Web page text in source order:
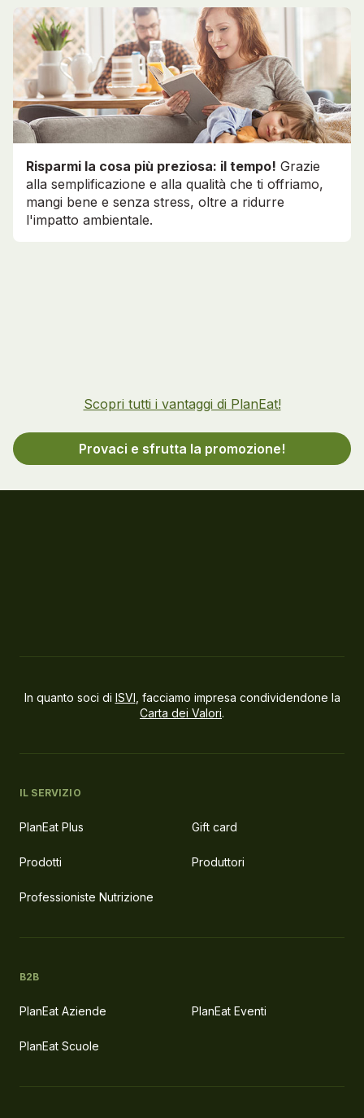
Risparmi la cosa più preziosa: il tempo! Grazie
alla semplificazione e alla qualità che ti offriamo,
mangi bene e senza stress, oltre a ridurre
l'impatto ambientale.
Scopri tutti i vantaggi di PlanEat!
Provaci e sfrutta la promozione!
In quanto soci di ISVI , facciamo impresa condividendone la
Carta dei Valori.
IL SERVIZIO
PlanEat Plus Gift card
Prodotti Produttori
Professioniste Nutrizione
B2B
PlanEat Aziende PlanEat Eventi
PlanEat Scuole